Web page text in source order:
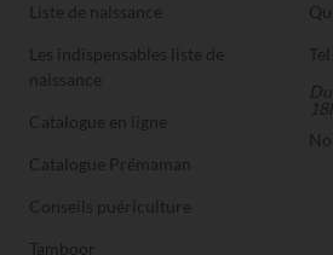
Liste de naissance
Les indispensables liste de
naissance
Catalogue en ligne
Catalogue Prémaman
Conseils puériculture
Tamboor